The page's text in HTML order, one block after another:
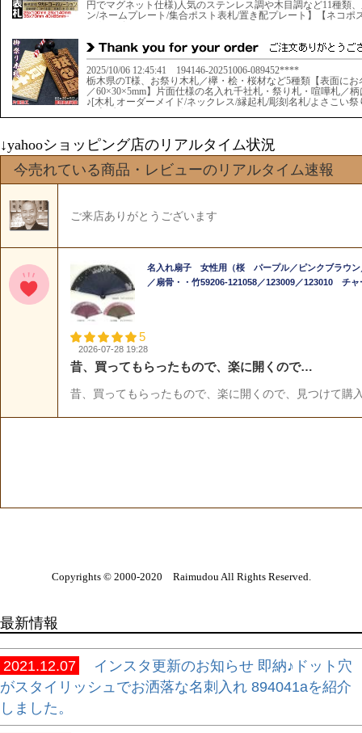
↓yahooショッピング店のリアルタイム状況
Copyrights © 2000-2020 Raimudou All Rights Reserved.
最新情報
2021.12.07
インスタ更新のお知らせ 即納♪ドット穴
がスタイリッシュでお洒落な名刺入れ 894041aを紹介
しました。